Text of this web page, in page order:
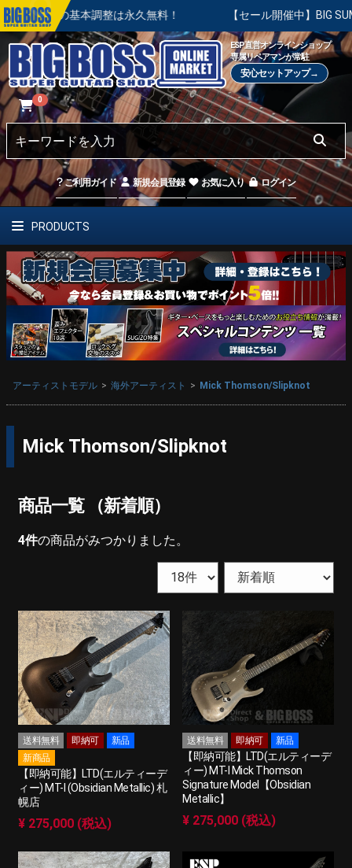
の基本調整は永久無料！ 【セール開催中】BIG SUMMER
ESP直営オンラインショップ
専属リペアマンが常駐
安心セットアップ→
0
ご利用ガイド 新規会員登録 お気に入り ログイン
PRODUCTS
アーティストモデル 海外アーティスト Mick Thomson/Slipknot
Mick Thomson/Slipknot
商品一覧 （新着順）
4件の商品がみつかりました。
送料無料 即納可
新品
新商品
【即納可能】LTD(エルティーデ
ィー) MT-I (Obsidian Metallic) 札
幌店
¥ 275,000 (税込)
送料無料 即納可 新品
【即納可能】LTD(エルティーデ
ィー) MT-I Mick Thomson
Signature Model【Obsidian
Metallic】
¥ 275,000 (税込)